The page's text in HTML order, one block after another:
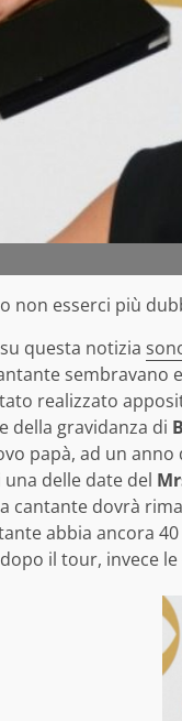
non esserci più
questa notizia
sembravano
realizzato
della gravidanza di
papà, ad un
delle date del
cantante dovrà
abbia ancora
il tour, invece